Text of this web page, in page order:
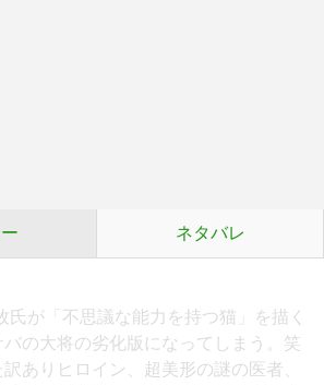
ネタバレ
氏が「不思議な能力を持つ猫」を描く
バの大将の劣化版になってしまう。笑
ありヒロイン、超美形の謎の医者、